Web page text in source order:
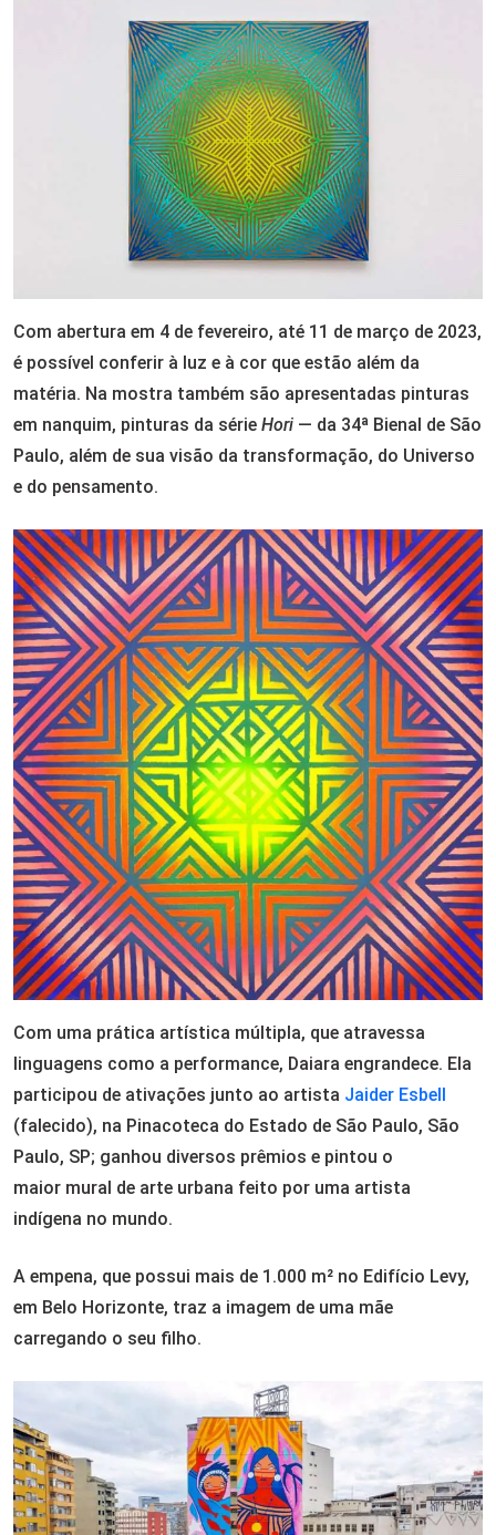
Com abertura em 4 de fevereiro, até 11 de março de 2023,
é possível conferir à luz e à cor que estão além da
matéria. Na mostra também são apresentadas pinturas
em nanquim, pinturas da série Hori — da 34ª Bienal de São
Paulo, além de sua visão da transformação, do Universo
e do pensamento.
Com uma prática artística múltipla, que atravessa
linguagens como a performance, Daiara engrandece. Ela
participou de ativações junto ao artista Jaider Esbell
(falecido), na Pinacoteca do Estado de São Paulo, São
Paulo, SP; ganhou diversos prêmios e pintou o
maior mural de arte urbana feito por uma artista
indígena no mundo.
A empena, que possui mais de 1.000 m² no Edifício Levy,
em Belo Horizonte, traz a imagem de uma mãe
carregando o seu filho.